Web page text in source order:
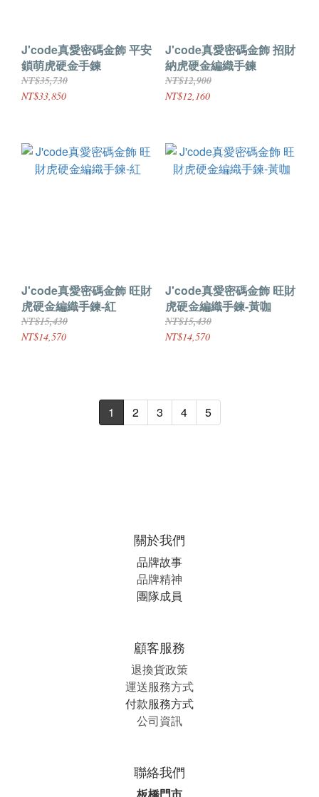
J'code真愛密碼金飾 平安
鎖萌虎硬金手鍊
NT$35,730
NT$33,850
J'code真愛密碼金飾 招財
納虎硬金編織手鍊
NT$12,900
NT$12,160
J'code真愛密碼金飾 旺財
虎硬金編織手鍊-紅
NT$15,430
NT$14,570
J'code真愛密碼金飾 旺財
虎硬金編織手鍊-黃咖
NT$15,430
NT$14,570
1 2 3 4 5
關於我們
品牌故事
品牌精神
團隊成員
顧客服務
退換貨政策
運送服務方式
付款服務方式
公司資訊
聯絡我們